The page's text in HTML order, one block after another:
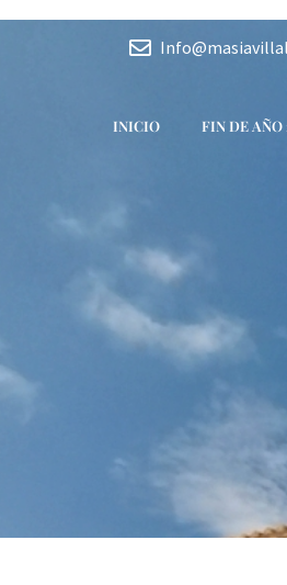
Ir
INICIO FIN DE AÑO
Navegación